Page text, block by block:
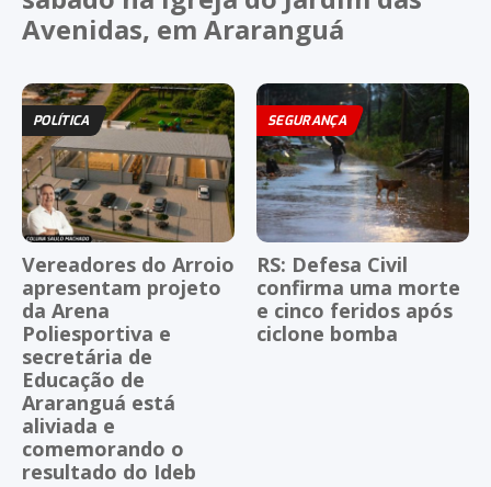
Avenidas, em Araranguá
POLÍTICA
Vereadores do Arroio
apresentam projeto
da Arena
Poliesportiva e
secretária de
Educação de
Araranguá está
aliviada e
comemorando o
resultado do Ideb
SEGURANÇA
RS: Defesa Civil
confirma uma morte
e cinco feridos após
ciclone bomba